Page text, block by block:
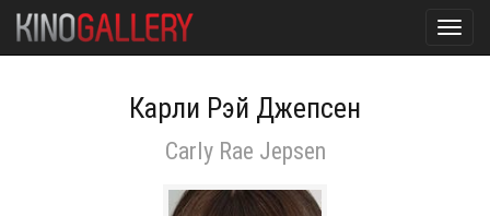
Карли Рэй Джепсен
Carly Rae Jepsen